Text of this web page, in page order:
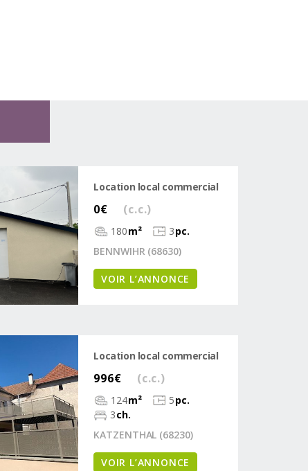
Location local commercial
0€ (c.c.)
180m² 3pc.
BENNWIHR (68630)
VOIR L’ANNONCE
Location local commercial
996€ (c.c.)
124m² 5pc.
3ch.
KATZENTHAL (68230)
VOIR L’ANNONCE